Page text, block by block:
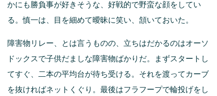
かにも勝負事が好きそうな、好戦的で野蛮な顔をしてい
る。慎一は、目を細めて曖昧に笑い、頷いておいた。
障害物リレー、とは言うものの、立ちはだかるのはオーソ
ドックスで子供だましな障害物ばかりだ。まずスタートし
てすぐ、二本の平均台が待ち受ける。それを渡ってカーブ
を抜ければネットくぐり。最後はフラフープで輪投げをし